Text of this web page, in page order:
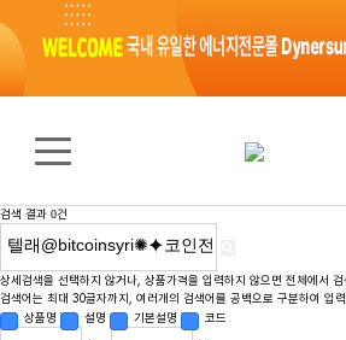
검색 결과 0건
상세검색을 선택하지 않거나, 상품가격을 입력하지 않으면 전체에서 검
검색어는 최대 30글자까지, 여러개의 검색어를 공백으로 구분하여 입
상품명
설명 기본설명 코드